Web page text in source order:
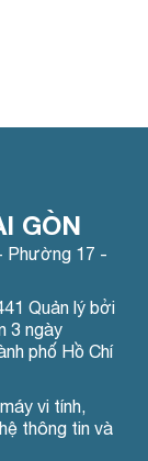
GÒN
Phường 17 -
Quản lý bởi
3 ngày
phố Hồ Chí
vi tính,
thông tin và